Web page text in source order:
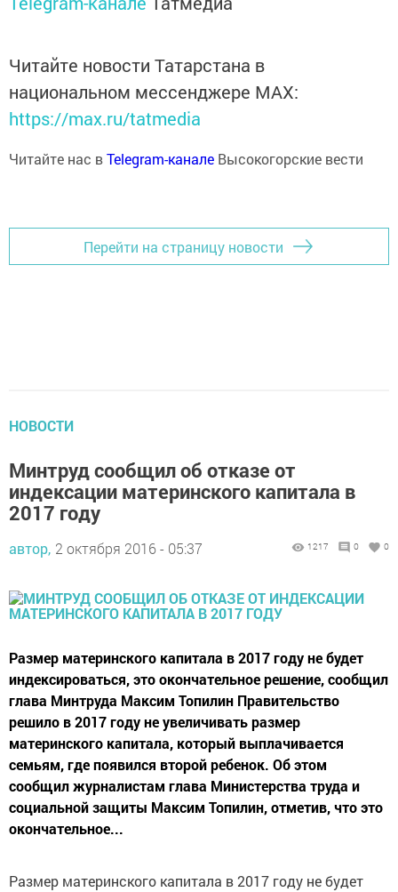
Читайте новости Татарстана в
национальном мессенджере MАХ:
https://max.ru/tatmedia
Читайте нас вTelegram-канале Высокогорские вести
Перейти на страницу новости
НОВОСТИ
Минтруд сообщил об отказе от
индексации материнского капитала в
2017 году
автор, 2 октября 2016 - 05:37 1217 0 0
Размер материнского капитала в 2017 году не будет
индексироваться, это окончательное решение, сообщил
глава Минтруда Максим Топилин Правительство
решило в 2017 году не увеличивать размер
материнского капитала, который выплачивается
семьям, где появился второй ребенок. Об этом
сообщил журналистам глава Министерства труда и
социальной защиты Максим Топилин, отметив, что это
окончательное...
Размер материнского капитала в 2017 году не будет